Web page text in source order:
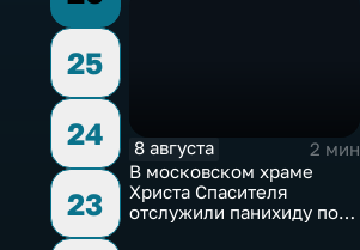
25
24
23
8 августа
2 мин
В московском храме
Христа Спасителя
отслужили панихиду по